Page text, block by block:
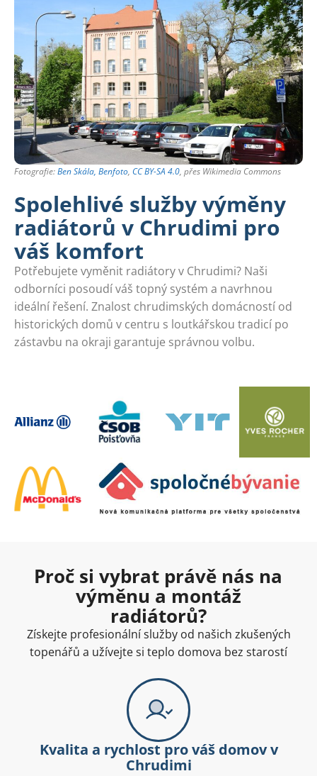
Fotografie:Ben Skála, Benfoto, CC BY-SA 4.0, přes Wikimedia Commons
Spolehlivé služby výměny
radiátorů v Chrudimi pro
váš komfort
Potřebujete vyměnit radiátory v Chrudimi? Naši
odborníci posoudí váš topný systém a navrhnou
ideální řešení. Znalost chrudimských domácností od
historických domů v centru s loutkářskou tradicí po
zástavbu na okraji garantuje správnou volbu.
Proč si vybrat právě nás na
výměnu a montáž
radiátorů?
Získejte profesionální služby od našich zkušených
topenářů a užívejte si teplo domova bez starostí
Kvalita a rychlost pro váš domov v
Chrudimi